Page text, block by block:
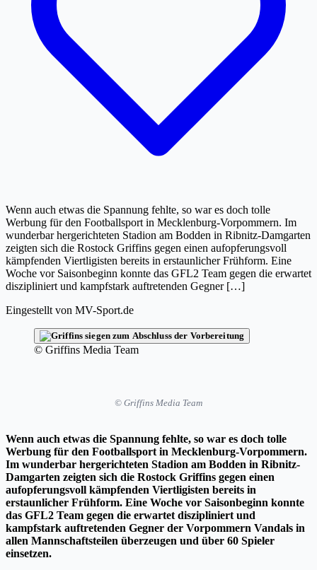
Wenn auch etwas die Spannung fehlte, so war es doch tolle
Werbung für den Footballsport in Mecklenburg-Vorpommern. Im
wunderbar hergerichteten Stadion am Bodden in Ribnitz-Damgarten
zeigten sich die Rostock Griffins gegen einen aufopferungsvoll
kämpfenden Viertligisten bereits in erstaunlicher Frühform. Eine
Woche vor Saisonbeginn konnte das GFL2 Team gegen die erwartet
diszipliniert und kampfstark auftretenden Gegner […]
Eingestellt von MV-Sport.de
© Griffins Media Team
© Griffins Media Team
Wenn auch etwas die Spannung fehlte, so war es doch tolle
Werbung für den Footballsport in Mecklenburg-Vorpommern.
Im wunderbar hergerichteten Stadion am Bodden in Ribnitz-
Damgarten zeigten sich die Rostock Griffins gegen einen
aufopferungsvoll kämpfenden Viertligisten bereits in
erstaunlicher Frühform. Eine Woche vor Saisonbeginn konnte
das GFL2 Team gegen die erwartet diszipliniert und
kampfstark auftretenden Gegner der Vorpommern Vandals in
allen Mannschaftsteilen überzeugen und über 60 Spieler
einsetzen.